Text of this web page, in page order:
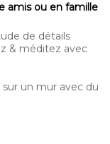
amis ou en famille
de détails
& méditez avec
un mur avec du